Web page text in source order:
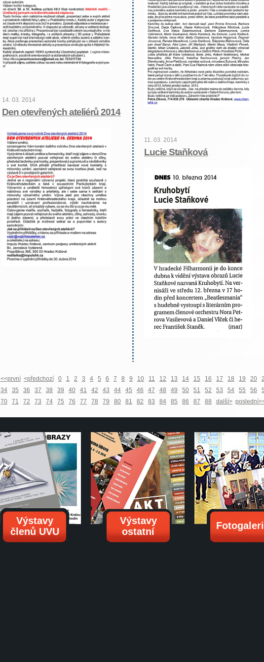
14. 03. 2014
Den otevřených ateliérů 2014
11. 03. 2014
Lucie Staňková
<<první <předchozí 0 1 2 3 4 5 6 7 8 9 10 11 12 13 14 15 16 17 18 19 20
34
35 36 37 38 39 40 41 42 43 44 45 46 47 48 49 50 51 52 53 54 55 56
70
71 72 73 74 75 76 77 78 79 80 81 82 83 84 85 86 87 88 další>
Výstavy
členů UVU
Výstavy
ostatní